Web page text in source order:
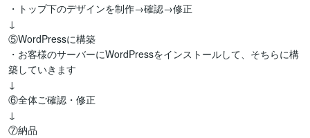
・トップ下のデザインを制作→確認→修正
↓
⑤WordPressに構築
・お客様のサーバーにWordPressをインストールして、そちらに構
築していきます
↓
⑥全体ご確認・修正
↓
⑦納品